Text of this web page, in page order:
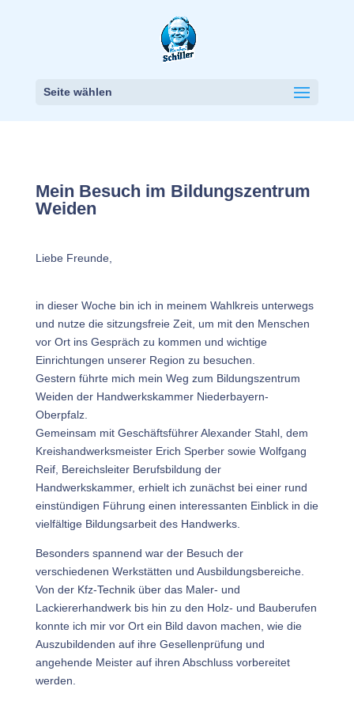
Seite wählen
Mein Besuch im Bildungszentrum
Weiden
Liebe Freunde,
in dieser Woche bin ich in meinem Wahlkreis unterwegs
und nutze die sitzungsfreie Zeit, um mit den Menschen
vor Ort ins Gespräch zu kommen und wichtige
Einrichtungen unserer Region zu besuchen.
Gestern führte mich mein Weg zum Bildungszentrum
Weiden der Handwerkskammer Niederbayern-
Oberpfalz.
Gemeinsam mit Geschäftsführer Alexander Stahl, dem
Kreishandwerksmeister Erich Sperber sowie Wolfgang
Reif, Bereichsleiter Berufsbildung der
Handwerkskammer, erhielt ich zunächst bei einer rund
einstündigen Führung einen interessanten Einblick in die
vielfältige Bildungsarbeit des Handwerks.
Besonders spannend war der Besuch der
verschiedenen Werkstätten und Ausbildungsbereiche.
Von der Kfz-Technik über das Maler- und
Lackiererhandwerk bis hin zu den Holz- und Bauberufen
konnte ich mir vor Ort ein Bild davon machen, wie die
Auszubildenden auf ihre Gesellenprüfung und
angehende Meister auf ihren Abschluss vorbereitet
werden.